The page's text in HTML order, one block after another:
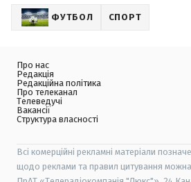
ФУТБОЛ СПОРТ
Про нас
Редакція
Редакційна політика
Про телеканал
Телеведучі
Вакансії
Структура власності
Всі комерційні рекламні матеріали
щодо реклами та правил цитування